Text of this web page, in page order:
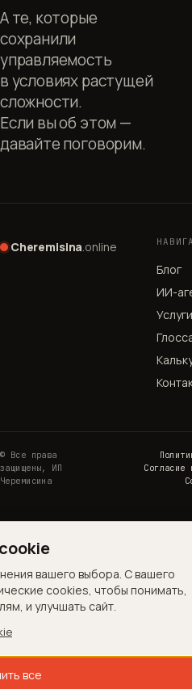
А те, которые
сохранили
управляемость
в условиях растущей
сложности.
Если вы об этом —
давайте поговорим.
Cheremisina.online
Блог
ИИ-
Услуги
© Все права
защищены, ИП
Черемисина
Согласие
вашего выбора. С вашего
cookies, чтобы понимать,
и улучшать сайт.
все